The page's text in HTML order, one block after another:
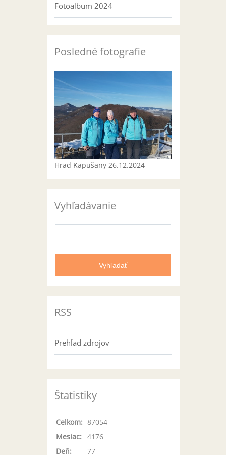
Fotoalbum 2024
Posledné fotografie
Hrad Kapušany 26.12.2024
Vyhľadávanie
RSS
Prehľad zdrojov
Štatistiky
Celkom: 87054
Mesiac:
4176
Deň:
77